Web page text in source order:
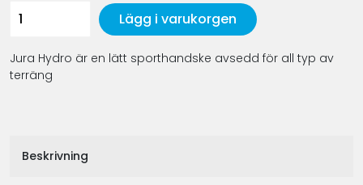
Lägg i varukorgen
Jura Hydro är en lätt sporthandske avsedd för all typ av
terräng
Beskrivning